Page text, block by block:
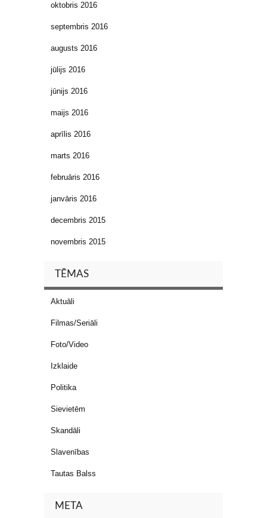
oktobris 2016
septembris 2016
augusts 2016
jūlijs 2016
jūnijs 2016
maijs 2016
aprīlis 2016
marts 2016
februāris 2016
janvāris 2016
decembris 2015
novembris 2015
TĒMAS
Aktuāli
Filmas/Seriāli
Foto/Video
Izklaide
Politika
Sievietēm
Skandāli
Slavenības
Tautas Balss
META